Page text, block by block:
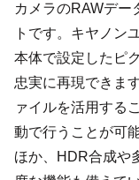
カメラのRAWデー
トです。キヤノン
本体で設定したピ
忠実に再現できま
ァイルを活用する
動で行うことが可
ほか、HDR合成や